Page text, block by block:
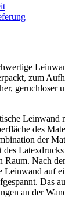
zum
geruchloser
Leinwand
des
der
Raum. Nach
Leinwand auf
Das
an der